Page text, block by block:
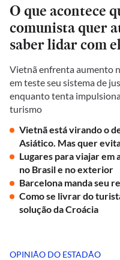
O que acontece
comunista quer
saber lidar com
Vietnã enfrenta aumento
em teste seu sistema de
enquanto tenta
turismo
Vietnã está virando o
Asiático. Mas quer
Lugares para viajar em
no Brasil e no exterior
Barcelona manda seu
Como se livrar do
solução da Croácia
OPINIÃO DO ESTADÃO